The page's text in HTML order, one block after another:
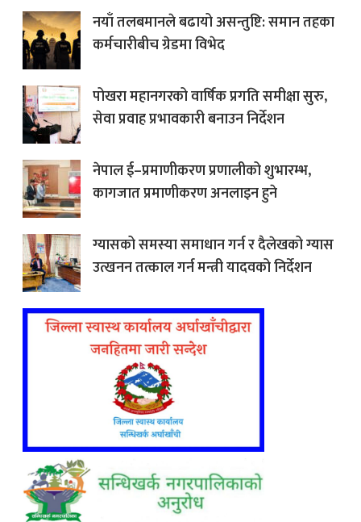
नयाँ तलबमानले बढायो असन्तुष्टि: समान तहका
कर्मचारीबीच ग्रेडमा विभेद
पोखरा महानगरको वार्षिक प्रगति समीक्षा सुरु,
सेवा प्रवाह प्रभावकारी बनाउन निर्देशन
नेपाल ई–प्रमाणीकरण प्रणालीको शुभारम्भ,
कागजात प्रमाणीकरण अनलाइन हुने
ग्यासको समस्या समाधान गर्न र दैलेखको ग्यास
उत्खनन तत्काल गर्न मन्त्री यादवको निर्देशन